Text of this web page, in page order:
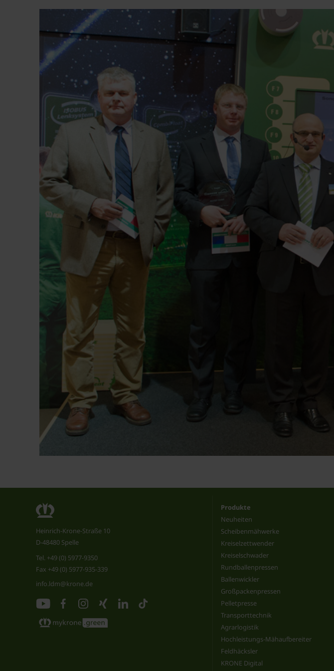
Heinrich-Krone-Straße 10
D-48480 Spelle
Tel. +49 (0) 5977-9350
Fax +49 (0) 5977-935-339
info.ldm@krone.de
Produkte
Neuheiten
Scheibenmähwerke
Kreiselzettwender
Kreiselschwader
Rundballenpressen
Ballenwickler
Großpackenpressen
Pelletpresse
Transporttechnik
Agrarlogistik
Hochleistungs-Mähaufbereiter
Feldhäcksler
KRONE Digital